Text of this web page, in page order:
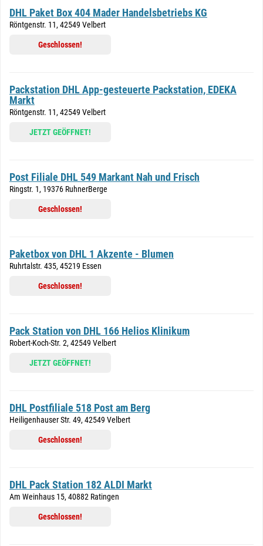
DHL Paket Box 404 Mader Handelsbetriebs KG
Röntgenstr. 11, 42549 Velbert
Geschlossen!
Packstation DHL App-gesteuerte Packstation, EDEKA
Markt
Röntgenstr. 11, 42549 Velbert
JETZT GEÖFFNET!
Post Filiale DHL 549 Markant Nah und Frisch
Ringstr. 1, 19376 RuhnerBerge
Geschlossen!
Paketbox von DHL 1 Akzente - Blumen
Ruhrtalstr. 435, 45219 Essen
Geschlossen!
Pack Station von DHL 166 Helios Klinikum
Robert-Koch-Str. 2, 42549 Velbert
JETZT GEÖFFNET!
DHL Postfiliale 518 Post am Berg
Heiligenhauser Str. 49, 42549 Velbert
Geschlossen!
DHL Pack Station 182 ALDI Markt
Am Weinhaus 15, 40882 Ratingen
Geschlossen!